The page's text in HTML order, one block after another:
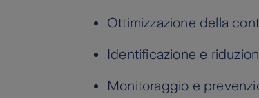
Ottimizzazione della
Identificazione e
Monitoraggio e